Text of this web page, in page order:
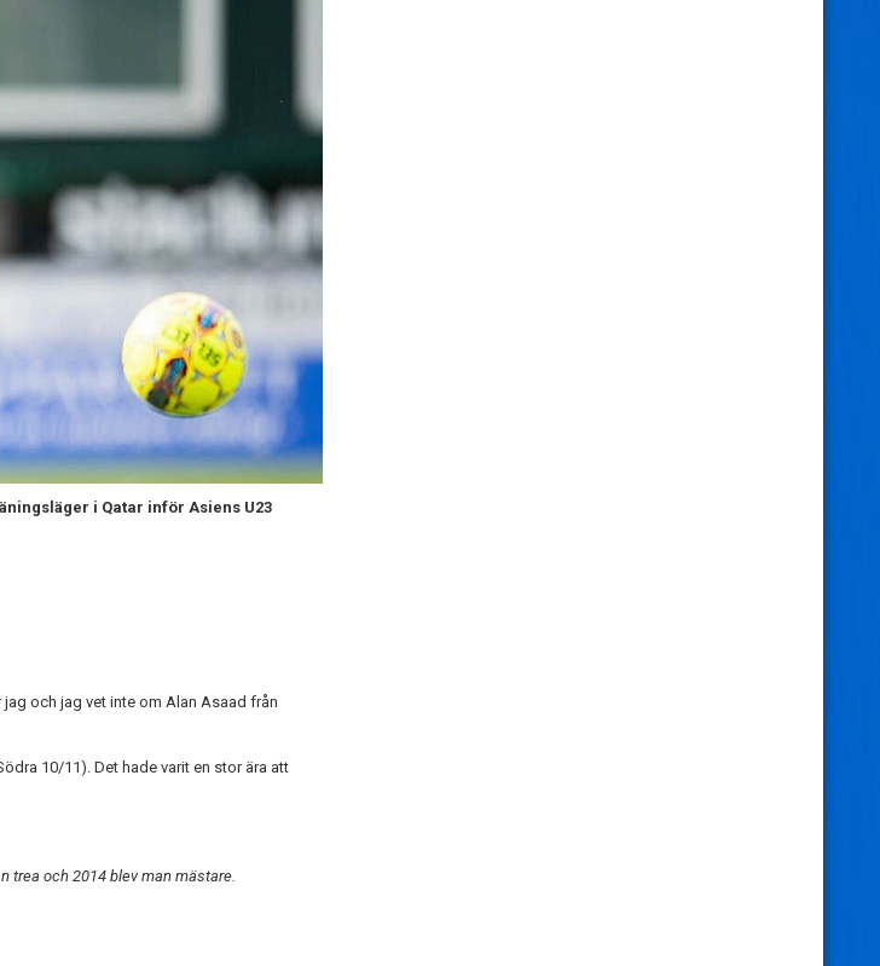
i Qatar inför Asiens U23
och jag vet inte om Alan Asaad från
10/11). Det hade varit en stor ära att
trea och 2014 blev man mästare.